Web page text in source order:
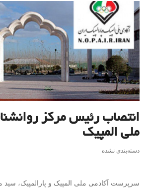
انتصاب رئیس مرکز
ملی المپیک
دسته‌بندی نشده
سرپرست آکادمی ملی المپیک و پارالمپیک،